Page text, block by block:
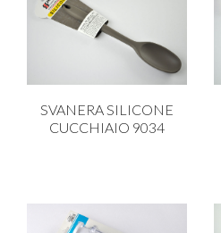
SVANERA SILICONE
CUCCHIAIO 9034